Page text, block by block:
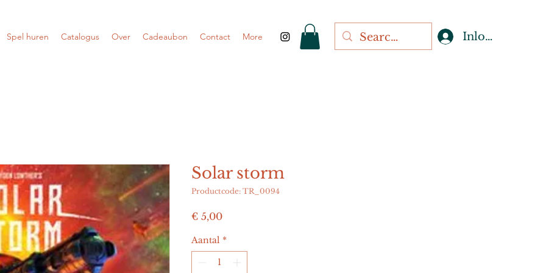
Spel huren Catalogus Over Cadeaubon Contact More Inloggen
Solar storm
Productcode: TR_0094
€ 5,00Prijs
Aantal *